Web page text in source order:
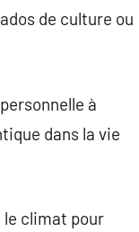
de culture ou
à
dans la vie
le climat pour